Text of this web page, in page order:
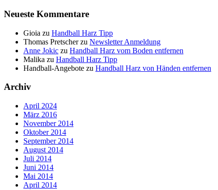
Neueste Kommentare
Gioia zu Handball Harz Tipp
Thomas Pretscherzu Newsletter Anmeldung
Anne Jokic zu Handball Harz vom Boden entfernen
Malika zu Handball Harz Tipp
Handball-Angebote zu Handball Harz von Händen entfernen
Archiv
April 2024
März 2016
November 2014
Oktober 2014
September 2014
August 2014
Juli 2014
Juni 2014
Mai 2014
April 2014